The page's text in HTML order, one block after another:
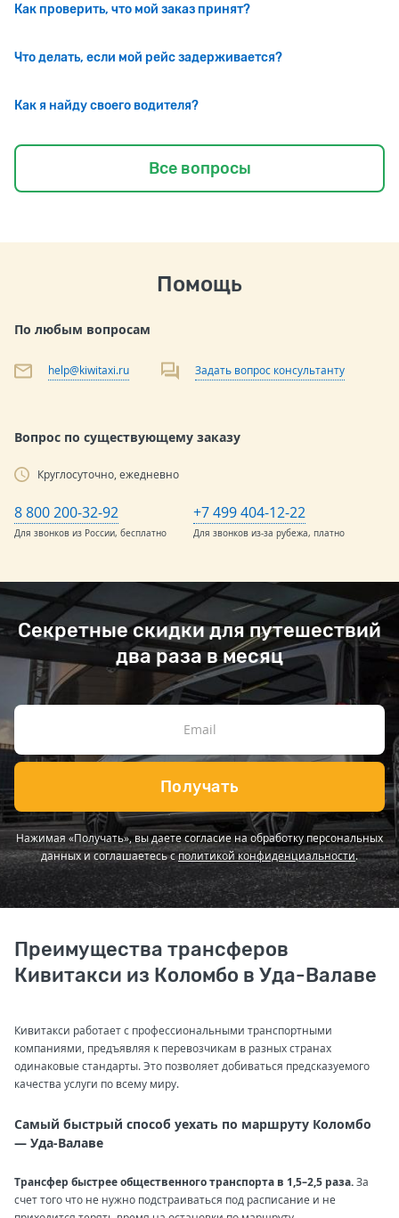
Как проверить, что мой заказ принят?
Что делать, если мой рейс задерживается?
Как я найду своего водителя?
Все вопросы
Помощь
По любым вопросам
help@kiwitaxi.ru Задать вопрос консультанту
Вопрос по существующему заказу
Круглосуточно, ежедневно
8 800 200-32-92
Для звонков из России, бесплатно
+7 499 404-12-22
Для звонков из-за рубежа, платно
Секретные скидки для путешествий
два раза в месяц
Получать
Нажимая «Получать», вы даете согласие на обработку персональных
данных и соглашаетесь сполитикой конфиденциальности.
Преимущества трансферов
Кивитакси из Коломбо в Уда-Валаве
Кивитакси работает с профессиональными транспортными
компаниями, предъявляя к перевозчикам в разных странах
одинаковые стандарты. Это позволяет добиваться предсказуемого
качества услуги по всему миру.
Самый быстрый способ уехать по маршруту Коломбо
— Уда-Валаве
Трансфер быстрее общественного транспорта в 1,5–2,5 раза.За
счет того что не нужно подстраиваться под расписание и не